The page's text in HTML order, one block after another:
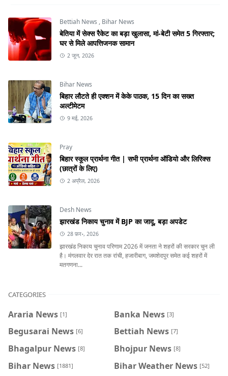
Bettiah News , Bihar News
बेतिया में सेक्स रैकेट का बड़ा खुलासा, मां-बेटी समेत 5 गिरफ्तार;
घर से मिले आपत्तिजनक सामान
2 जून, 2026
Bihar News
बिहार लौटते ही एक्शन में केके पाठक, 15 दिन का सख्त
अल्टीमेटम
9 मई, 2026
Pray
बिहार स्कूल प्रार्थना गीत | सभी प्रार्थना ऑडियो और लिरिक्स
(छात्रों के लिए)
2 अप्रैल, 2026
Desh News
झारखंड निकाय चुनाव में BJP का जादू, बड़ा अपडेट
28 फ़र॰, 2026
झारखंड निकाय चुनाव परिणाम 2026 में जनता ने शहरों की सरकार चुन ली
है। मंगलवार देर रात तक रांची, हजारीबाग, जमशेदपुर समेत कई शहरों में
मतगणना...
CATEGORIES
Araria News [1] Banka News [3]
Begusarai News [6] Bettiah News [7]
Bhagalpur News [8] Bhojpur News [8]
Bihar News [1881] Bihar Weather News [52]